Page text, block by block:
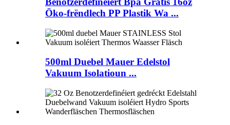
Öko-frëndlech PP Plastik Wa ...
500ml Duebel Mauer Edelstol
Vakuum Isolatioun ...